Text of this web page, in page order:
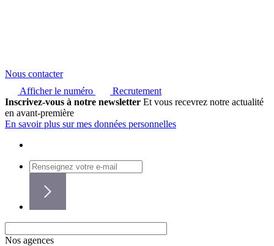
Nous contacter
Afficher le numéro
Recrutement
Inscrivez-vous à notre newsletter Et vous recevrez notre actualité
en avant-première
En savoir plus sur mes données personnelles
Nos agences